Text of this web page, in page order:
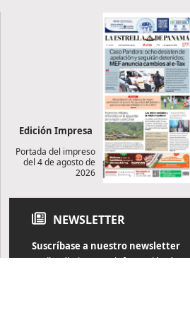
Edición Impresa
Portada del impreso
del 4 de agosto de
2026
NEWSLETTER
Suscríbase a nuestro newsletter
Reciba diariamente información de